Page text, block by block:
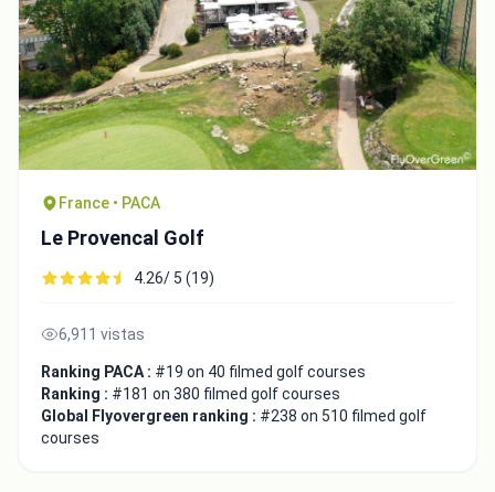
France • PACA
Le Provencal Golf
4.26/ 5 (19)
6,911 vistas
Ranking PACA : #19 on 40 filmed golf courses
Ranking : #181 on 380 filmed golf courses
Global Flyovergreen ranking : #238 on 510 filmed golf
courses